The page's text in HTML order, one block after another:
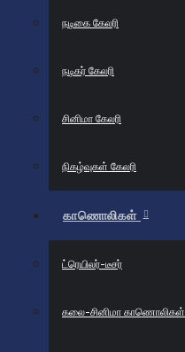
நடிகை கேலரி
நடிகர் கேலரி
சினிமா கேலரி
நிகழ்வுகள் கேலரி
காணொலிகள்
ட்ரெயிலர்-டீசர்
கலை-சினிமா காணொலிகள்